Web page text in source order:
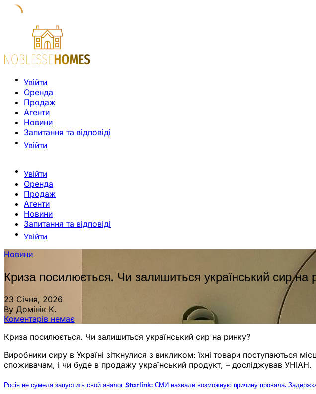
Увійти
Оренда
Продаж
Агенти
Новини
Запитання та відповіді
Увійти
Увійти
Оренда
Продаж
Агенти
Новини
Запитання та відповіді
Увійти
Новини
Криза посилюється. Чи залишиться український сир на
23 Січня, 2026
By Домінік К.
Коментарів немає
Криза посилюється. Чи залишиться український сир на ринку?
Виробники сиру в Україні зіткнулися з викликом: їхні товари поступаються
споживачам, і чи буде в продажу український продукт, – досліджував УНІАН.
Росія не сумела запустить свой аналог Starlink: СМИ назвали возможную причину провала.